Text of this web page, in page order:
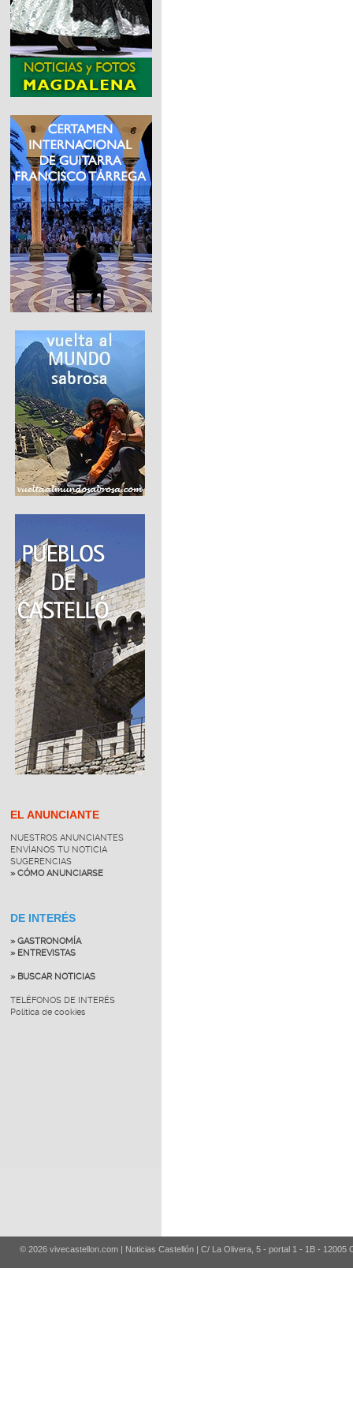
EL ANUNCIANTE
NUESTROS ANUNCIANTES
ENVÍANOS TU NOTICIA
SUGERENCIAS
» CÓMO ANUNCIARSE
DE INTERÉS
» GASTRONOMÍA
» ENTREVISTAS
» BUSCAR NOTICIAS
TELÉFONOS DE INTERÉS
Política de cookies
© 2026 vivecastellon.com | Noticias Castellón | C/ La Olivera, 5 - portal 1 - 1B - 12005